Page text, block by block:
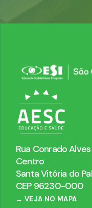
Rua Conrado
Centro
Santa Vitória do
CEP 96230-000
→ VEJA NO MAPA